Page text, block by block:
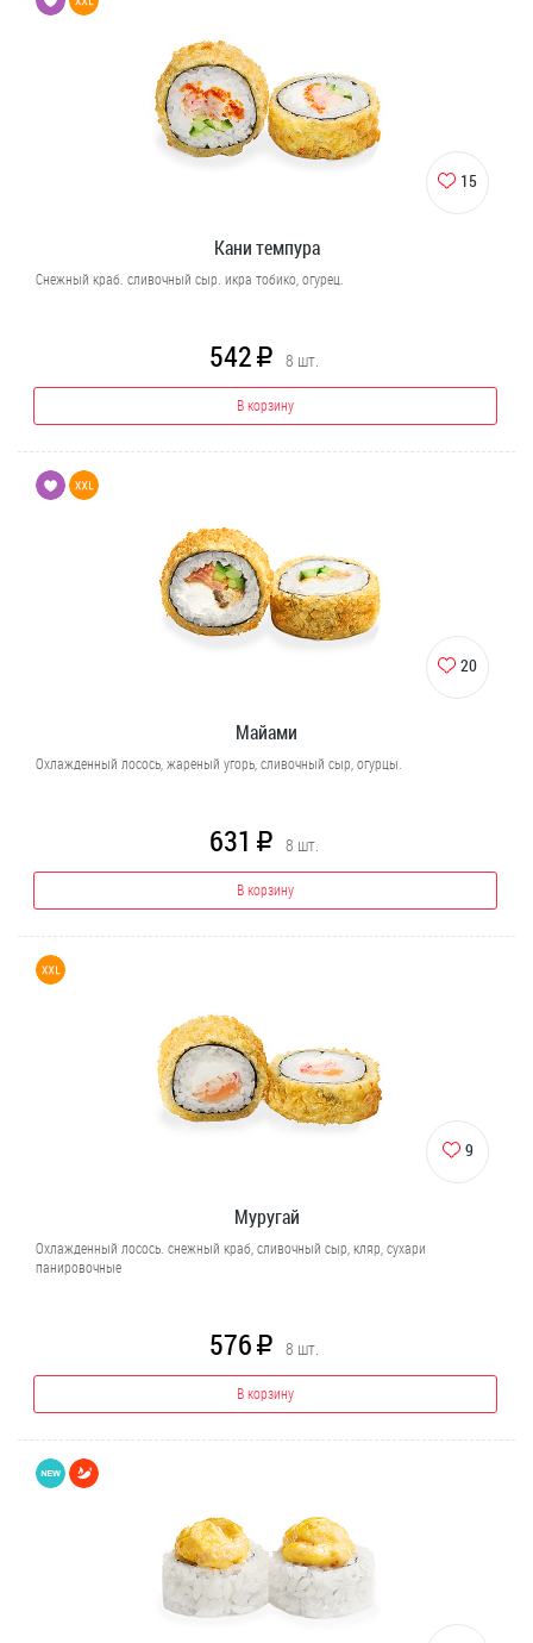
15
Кани темпура
Снежный краб. сливочный сыр. икра тобико, огурец.
542 R 8 шт.
В корзину
20
Майами
Охлажденный лосось, жареный угорь, сливочный сыр, огурцы.
631 R 8 шт.
В корзину
9
Муругай
Охлажденный лосось. снежный краб, сливочный сыр, кляр, сухари
панировочные
576 R 8 шт.
В корзину